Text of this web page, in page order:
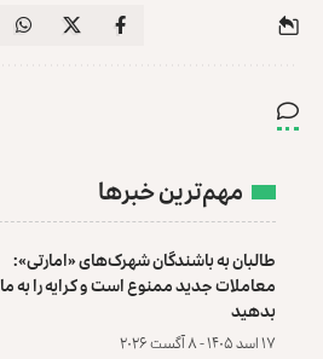
مهم‌ترین خبرها
طالبان به باشندگان شهرک‌های «امارتی»:
معاملات جدید ممنوع است و کرایه را به ما
بدهید
۱۷ اسد ۱۴۰۵ - ۸ آگست ۲۰۲۶